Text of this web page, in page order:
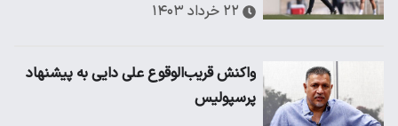
۲۲ خرداد ۱۴۰۳
واکنش قریب‌الوقوع علی دایی به پیشنهاد
پرسپولیس